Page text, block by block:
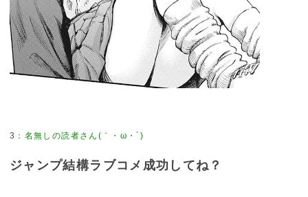
3 ： 名無しの読者さん(｀・ω・´)
ジャンプ結構ラブコメ成功してね？